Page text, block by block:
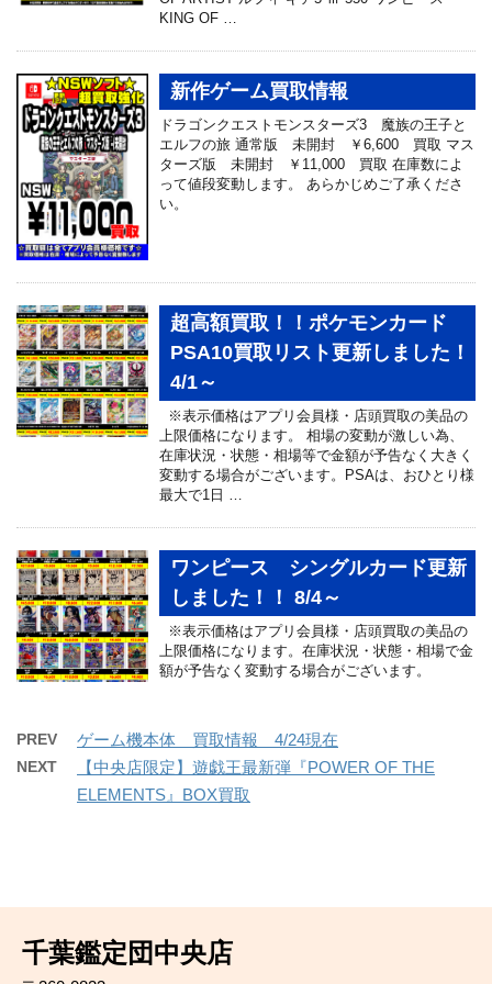
KING OF …
新作ゲーム買取情報
ドラゴンクエストモンスターズ3 魔族の王子と
エルフの旅 通常版 未開封 ￥6,600 買取 マス
ターズ版 未開封 ￥11,000 買取 在庫数によ
って値段変動します。 あらかじめご了承くださ
い。
超高額買取！！ポケモンカード
PSA10買取リスト更新しました！
4/1～
※表示価格はアプリ会員様・店頭買取の美品の
上限価格になります。 相場の変動が激しい為、
在庫状況・状態・相場等で金額が予告なく大きく
変動する場合がございます。PSAは、おひとり様
最大で1日 …
ワンピース シングルカード更新
しました！！ 8/4～
※表示価格はアプリ会員様・店頭買取の美品の
上限価格になります。在庫状況・状態・相場で金
額が予告なく変動する場合がございます。
PREV ゲーム機本体 買取情報 4/24現在
NEXT
【中央店限定】遊戯王最新弾『POWER OF THE
ELEMENTS』BOX買取
千葉鑑定団中央店